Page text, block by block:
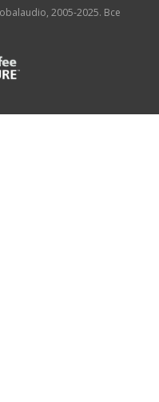
2005-2025. Все